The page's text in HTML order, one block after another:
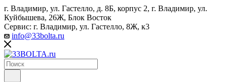
г. Владимир, ул. Гастелло, д. 8Б, корпус 2, г. Владимир, ул. ​
Куйбышева, 26Ж, Блок Восток
Сервис: г. Владимир, ул. Гастелло, 8Ж, к3
info@33bolta.ru